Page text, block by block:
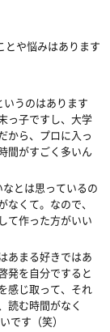
とや悩みはあります
うのはあります
っ子ですし、大学
から、プロに入っ
間がすごく多いん
とは思っているの
くて。なので、
て作った方がいい
あまる好きではあ
発を自分ですると
感じ取って、それ
読む時間がなく
です（笑）